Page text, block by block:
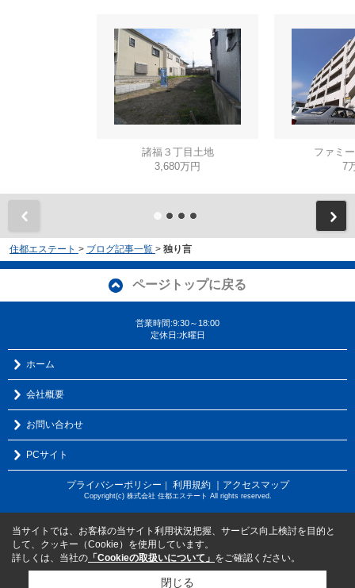
諸福３丁目土地
3,680万円
ファミ
7
住都エステート > ブログ記事一覧 > 独り言
ページトップに戻る
営業時間:9:30～18:00
定休日:水曜日
ホーム
会社概要
お問い合わせ
PCサイト
プライバシーポリシー ｜ 利用規約 ｜アクセスマップ
Copyright(c) 株式会社 住都エステート All rights reserved.
当サイトでは、お客様の当サイト利用状況把握、サービス向上検討を目的と
して、クッキー（Cookie）を使用しています。
詳しくは、当社の 「Cookieの取扱いについて」 をご確認ください。
閉じる